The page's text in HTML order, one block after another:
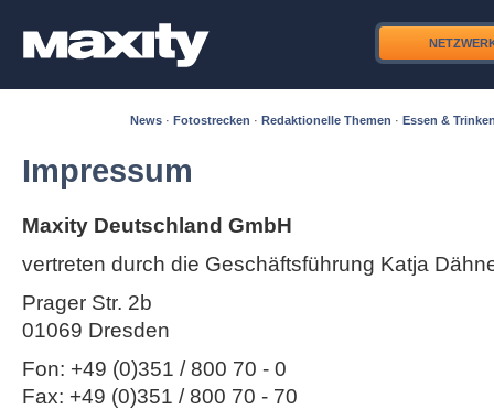
News · Fotostrecken · Redaktionelle Themen · Essen &
Impressum
Maxity Deutschland GmbH
vertreten durch die Geschäftsführung Katja
Prager Str. 2b
01069 Dresden
Fon: +49 (0)351 / 800 70 - 0
Fax: +49 (0)351 / 800 70 - 70